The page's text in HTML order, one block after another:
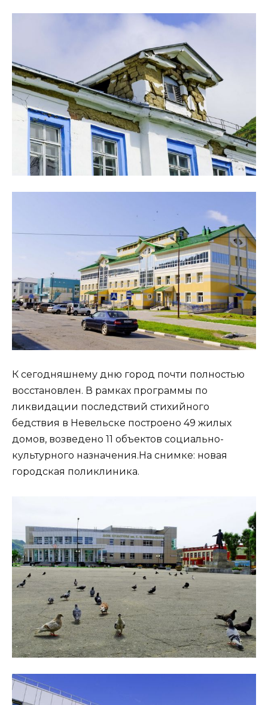
К сегодняшнему дню город почти полностью
восстановлен. В рамках программы по
ликвидации последствий стихийного
бедствия в Невельске построено 49 жилых
домов, возведено 11 объектов социально-
культурного назначения.На снимке: новая
городская поликлиника.